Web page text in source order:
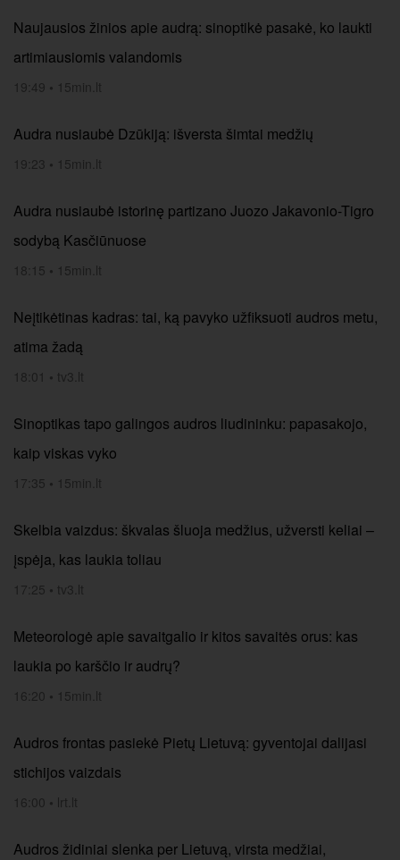
Naujausios žinios apie audrą: sinoptikė pasakė, ko laukti
artimiausiomis valandomis
19:49 • 15min.lt
Audra nusiaubė Dzūkiją: išversta šimtai medžių
19:23 • 15min.lt
Audra nusiaubė istorinę partizano Juozo Jakavonio-Tigro
sodybą Kasčiūnuose
18:15 • 15min.lt
Neįtikėtinas kadras: tai, ką pavyko užfiksuoti audros metu,
atima žadą
18:01 • tv3.lt
Sinoptikas tapo galingos audros liudininku: papasakojo,
kaip viskas vyko
17:35 • 15min.lt
Skelbia vaizdus: škvalas šluoja medžius, užversti keliai –
įspėja, kas laukia toliau
17:25 • tv3.lt
Meteorologė apie savaitgalio ir kitos savaitės orus: kas
laukia po karščio ir audrų?
16:20 • 15min.lt
Audros frontas pasiekė Pietų Lietuvą: gyventojai dalijasi
stichijos vaizdais
16:00 • lrt.lt
Audros židiniai slenka per Lietuvą, virsta medžiai,